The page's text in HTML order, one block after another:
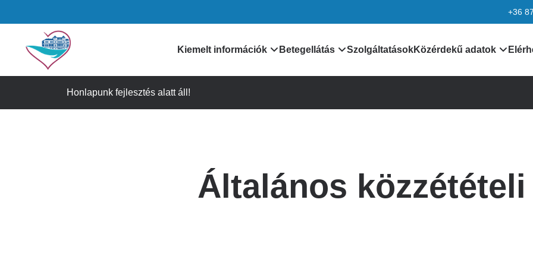
a
tartalomra
+36
Domain
menu
(main)
Kiemelt információk
Látogatási információk
Ügyeleti információk
Betegellátás
Betegtájékoztatók,
dokumentumok
SzolgáltatásokKözérdekű adatok
Adatvédelem
Alapítvány
Honlapunk fejlesztés alatt áll!
Általános